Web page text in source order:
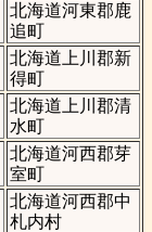
北海道河東郡鹿
追町
北海道上川郡新
得町
北海道上川郡清
水町
北海道河西郡芽
室町
北海道河西郡中
札内村